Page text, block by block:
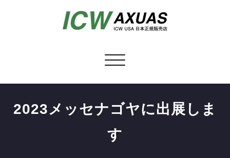
ナ
ゲ
シ
ン
2023メッセナゴヤに出展しま
す